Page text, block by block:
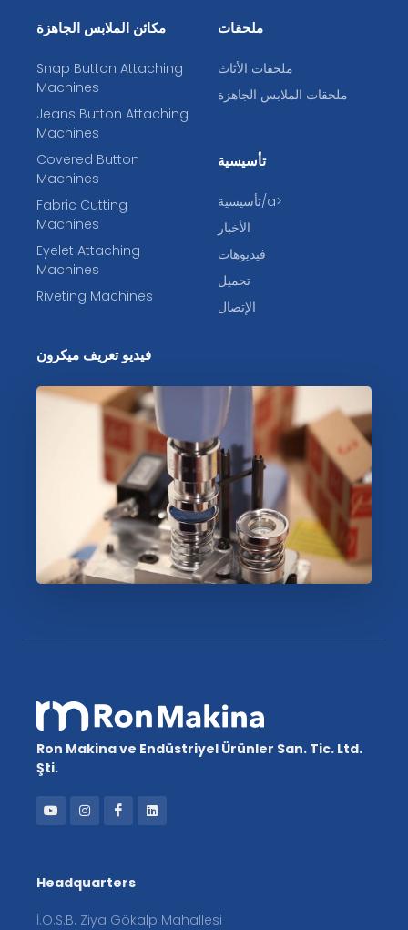
مكائن الملابس الجاهزة
Snap Button Attaching
Machines
Jeans Button Attaching
Machines
Covered Button
Machines
Fabric Cutting
Machines
Eyelet Attaching
Machines
Riveting Machines
ملحقات
ملحقات الأثاث
ملحقات الملابس الجاهزة
تأسيسية
تأسيسية/a>
الأخبار
فيديوهات
تحميل
الإتصال
فيديو تعريف ميكرون
Ron Makina ve Endüstriyel Ürünler San. Tic. Ltd.
Şti.
Headquarters
İ.O.S.B. Ziya Gökalp Mahallesi